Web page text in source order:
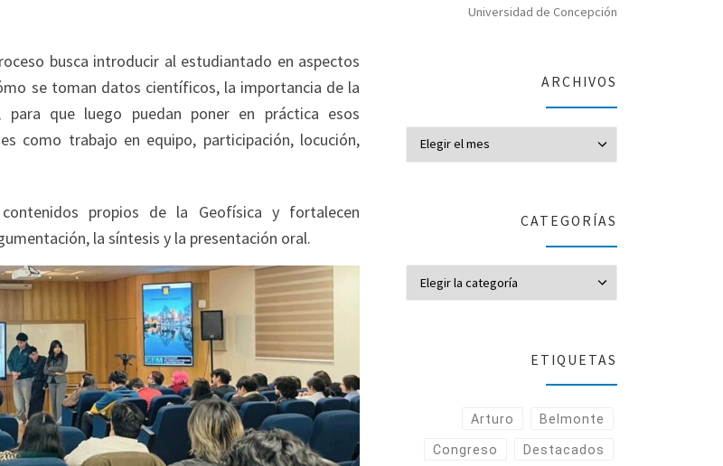
busca introducir al estudiantado en aspectos
se toman datos científicos, la importancia de la
que luego puedan poner en práctica esos
como trabajo en equipo, participación, locución,
propios de la Geofísica y fortalecen
la síntesis y la presentación oral.
Universidad de Concepción
ARCHIVOS
CATEGORÍAS
ETIQUETAS
Arturo Belmonte
Congreso Destacados